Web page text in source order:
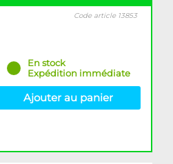
Code article 13853
En stock
Expédition immédiate
Ajouter au panier